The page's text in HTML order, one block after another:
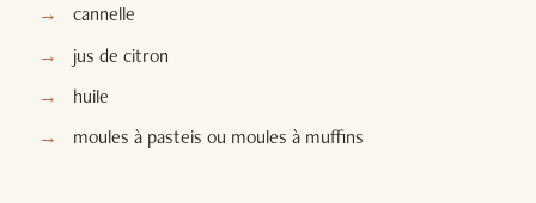
cannelle
jus de citron
huile
moules à pasteis ou moules à muffins